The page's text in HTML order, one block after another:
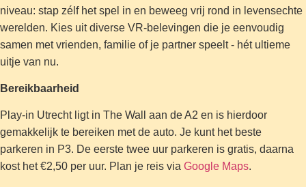
niveau: stap zélf het spel in en beweeg vrij rond in levensechte
werelden. Kies uit diverse VR-belevingen die je eenvoudig
samen met vrienden, familie of je partner speelt - hét ultieme
uitje van nu.
Bereikbaarheid
Play-in Utrecht ligt in The Wall aan de A2 en is hierdoor
gemakkelijk te bereiken met de auto. Je kunt het beste
parkeren in P3. De eerste twee uur parkeren is gratis, daarna
kost het €2,50 per uur. Plan je reis via Google Maps.